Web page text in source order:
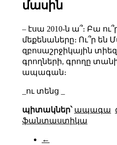
մասին
– էսա 2010-ն ա՞։ Բա
մեքենաները։ Ու՞ր են
զբոսաշրջիկային
գրողների, գրողը
ապագան։
_ու տենց _
պիտակներ՝ ապագա
ֆանտաստիկա
←